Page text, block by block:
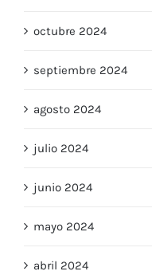
octubre 2024
septiembre 2024
agosto 2024
julio 2024
junio 2024
mayo 2024
abril 2024